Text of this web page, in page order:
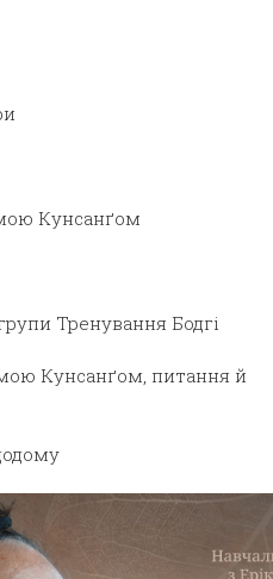
Кунсанґом
Тренування Бодгі
Кунсанґом, питання й